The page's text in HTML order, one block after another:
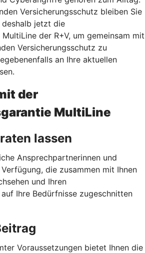
Versicherungsschutz bleiben Sie
deshalb jetzt die
der R+V, um gemeinsam mit
Versicherungsschutz zu
an Ihre aktuellen
der
MultiLine
lassen
Ansprechpartnerinnen und
die zusammen mit Ihnen
und Ihren
Ihre Bedürfnisse zugeschnitten
Voraussetzungen bietet Ihnen die